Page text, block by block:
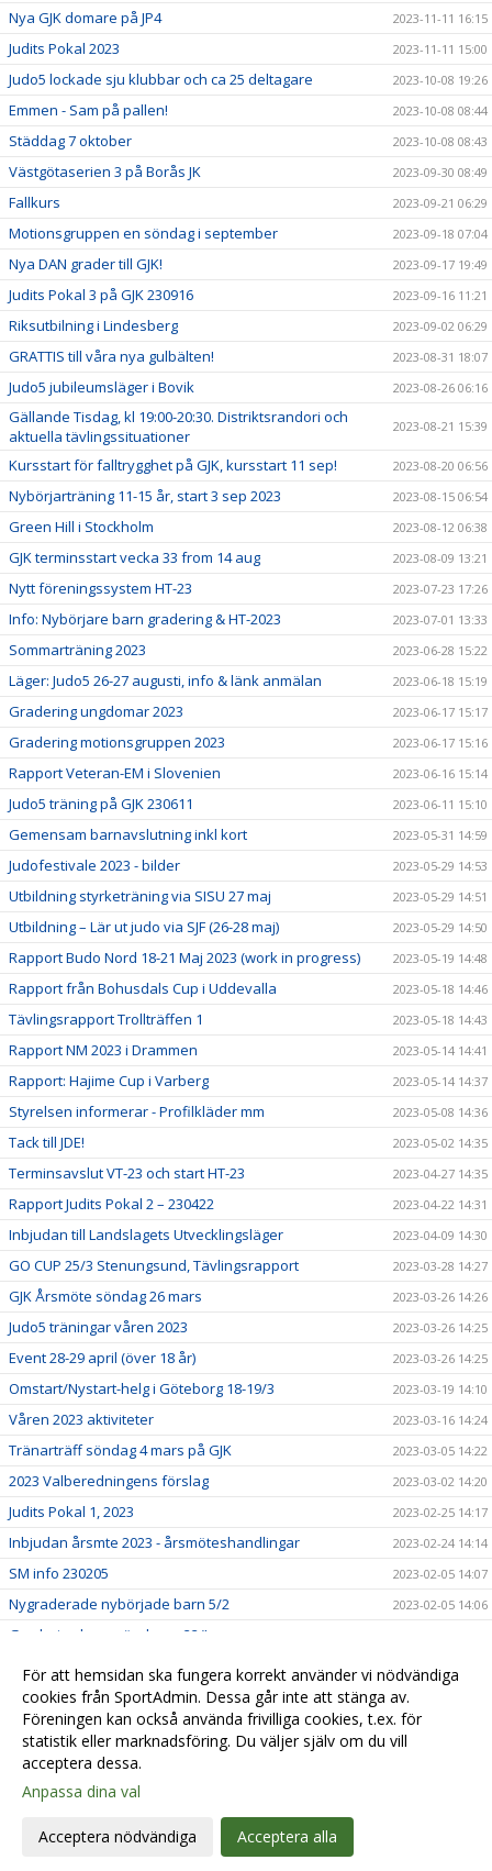
Nya GJK domare på JP4 2023-11-11 16:15
Judits Pokal 2023 2023-11-11 15:00
Judo5 lockade sju klubbar och ca 25 deltagare 2023-10-08 19:26
Emmen - Sam på pallen! 2023-10-08 08:44
Städdag 7 oktober 2023-10-08 08:43
Västgötaserien 3 på Borås JK 2023-09-30 08:49
Fallkurs 2023-09-21 06:29
Motionsgruppen en söndag i september 2023-09-18 07:04
Nya DAN grader till GJK! 2023-09-17 19:49
Judits Pokal 3 på GJK 230916 2023-09-16 11:21
Riksutbilning i Lindesberg 2023-09-02 06:29
GRATTIS till våra nya gulbälten! 2023-08-31 18:07
Judo5 jubileumsläger i Bovik 2023-08-26 06:16
Gällande Tisdag, kl 19:00-20:30. Distriktsrandori och
aktuella tävlingssituationer
2023-08-21 15:39
Kursstart för falltrygghet på GJK, kursstart 11 sep! 2023-08-20 06:56
Nybörjarträning 11-15 år, start 3 sep 2023 2023-08-15 06:54
Green Hill i Stockholm 2023-08-12 06:38
GJK terminsstart vecka 33 from 14 aug 2023-08-09 13:21
Nytt föreningssystem HT-23 2023-07-23 17:26
Info: Nybörjare barn gradering & HT-2023 2023-07-01 13:33
Sommarträning 2023 2023-06-28 15:22
Läger: Judo5 26-27 augusti, info & länk anmälan 2023-06-18 15:19
Gradering ungdomar 2023 2023-06-17 15:17
Gradering motionsgruppen 2023 2023-06-17 15:16
Rapport Veteran-EM i Slovenien 2023-06-16 15:14
Judo5 träning på GJK 230611 2023-06-11 15:10
Gemensam barnavslutning inkl kort 2023-05-31 14:59
Judofestivale 2023 - bilder 2023-05-29 14:53
Utbildning styrketräning via SISU 27 maj 2023-05-29 14:51
Utbildning – Lär ut judo via SJF (26-28 maj) 2023-05-29 14:50
Rapport Budo Nord 18-21 Maj 2023 (work in progress) 2023-05-19 14:48
Rapport från Bohusdals Cup i Uddevalla 2023-05-18 14:46
Tävlingsrapport Trollträffen 1 2023-05-18 14:43
Rapport NM 2023 i Drammen 2023-05-14 14:41
Rapport: Hajime Cup i Varberg 2023-05-14 14:37
Styrelsen informerar - Profilkläder mm 2023-05-08 14:36
Tack till JDE! 2023-05-02 14:35
Terminsavslut VT-23 och start HT-23 2023-04-27 14:35
Rapport Judits Pokal 2 – 230422 2023-04-22 14:31
Inbjudan till Landslagets Utvecklingsläger 2023-04-09 14:30
GO CUP 25/3 Stenungsund, Tävlingsrapport 2023-03-28 14:27
GJK Årsmöte söndag 26 mars 2023-03-26 14:26
Judo5 träningar våren 2023 2023-03-26 14:25
Event 28-29 april (över 18 år) 2023-03-26 14:25
Omstart/Nystart-helg i Göteborg 18-19/3 2023-03-19 14:10
Våren 2023 aktiviteter 2023-03-16 14:24
Tränarträff söndag 4 mars på GJK 2023-03-05 14:22
2023 Valberedningens förslag 2023-03-02 14:20
Judits Pokal 1, 2023 2023-02-25 14:17
Inbjudan årsmte 2023 - årsmöteshandlingar 2023-02-24 14:14
SM info 230205 2023-02-05 14:07
Nygraderade nybörjade barn 5/2 2023-02-05 14:06
Gradering barn söndagar 22/!
Lindesberg utvecklingsläger, jan-23 2023-01-22 13:58
Lilla Trollträffen1, jan-23 2023-01-21 14:01
In English 2023-01-01 14:05
inställningar
Webbversion
För att hemsidan ska fungera korrekt använder vi nödvändiga
cookies från SportAdmin. Dessa går inte att stänga av.
Föreningen kan också använda frivilliga cookies, t.ex. för
statistik eller marknadsföring. Du väljer själv om du vill
acceptera dessa.
Anpassa dina val
Acceptera nödvändiga Acceptera alla